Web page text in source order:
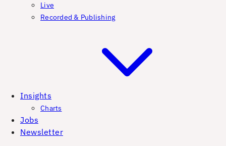
Live
Recorded & Publishing
Insights
Charts
Jobs
Newsletter